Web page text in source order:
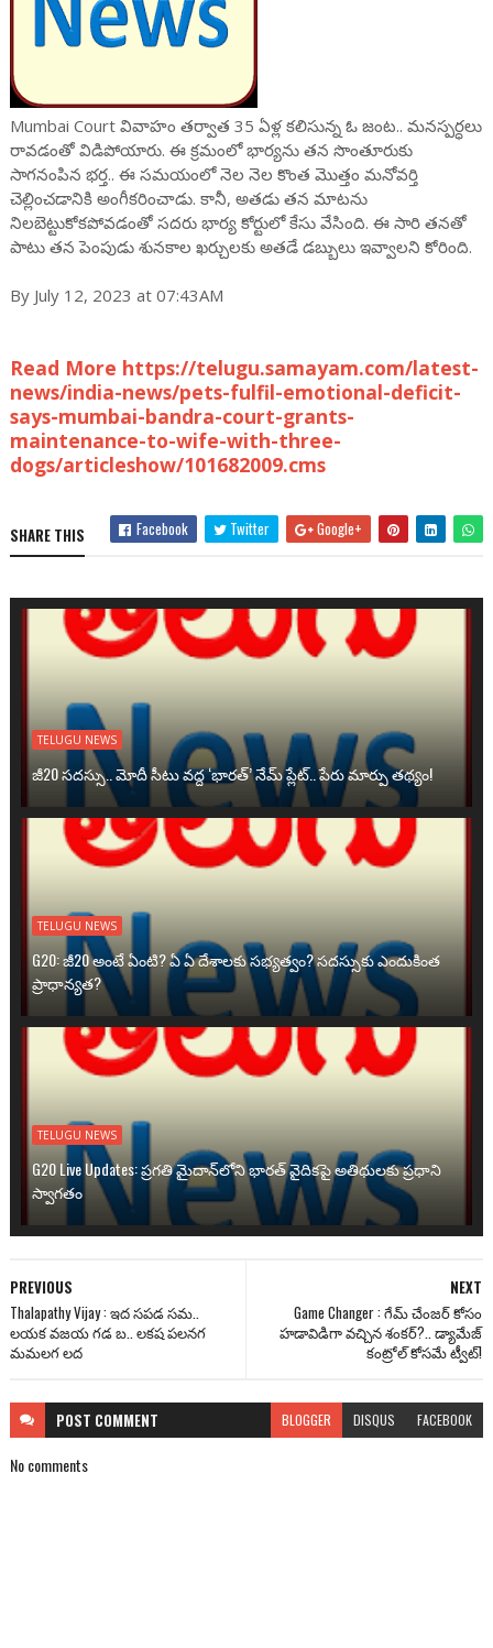
Mumbai Court వివాహం తర్వాత 35 ఏళ్ల కలిసున్న ఓ జంట.. మనస్పర్ధలు
రావడంతో విడిపోయారు. ఈ క్రమంలో భార్యను తన సొంతూరుకు
సాగనంపిన భర్త.. ఈ సమయంలో నెల నెల కొంత మొత్తం మనోవర్తి
చెల్లించడానికి అంగీకరించాడు. కానీ, అతడు తన మాటను
నిలబెట్టుకోకపోవడంతో సదరు భార్య కోర్టులో కేసు వేసింది. ఈ సారి తనతో
పాటు తన పెంపుడు శునకాల ఖర్చులకు అతడే డబ్బులు ఇవ్వాలని కోరింది.
By July 12, 2023 at 07:43AM
Read More https://telugu.samayam.com/latest-
news/india-news/pets-fulfil-emotional-deficit-
says-mumbai-bandra-court-grants-
maintenance-to-wife-with-three-
dogs/articleshow/101682009.cms
SHARE THIS Facebook Twitter Google+
TELUGU NEWS
జీ20 సదస్సు.. మోదీ సీటు వద్ద ‘భారత్’ నేమ్ ప్లేట్‌.. పేరు మార్పు తథ్యం!
TELUGU NEWS
G20: జీ20 అంటే ఏంటి? ఏ ఏ దేశాలకు సభ్యత్వం? సదస్సుకు ఎందుకింత
ప్రాధాన్యత?
TELUGU NEWS
G20 Live Updates: ప్రగతి మైదాన్‌లోని భారత్ వైదికపై అతిథులకు ప్రధాని
స్వాగతం
NEXT
Game Changer : గేమ్ చేంజర్ కోసం
హడావిడిగా వచ్చిన శంకర్?.. డ్యామేజ్
కంట్రోల్ కోసమే ట్వీట్!
PREVIOUS
Thalapathy Vijay : ఇద సపడ సమ..
లయక వజయ గడ బ.. లకష పలనగ
మమలగ లద
POST COMMENT BLOGGER DISQUS FACEBOOK
No comments